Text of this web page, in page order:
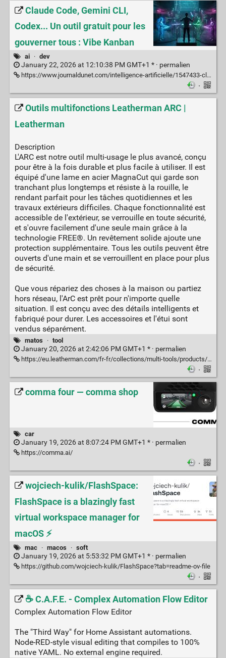
Claude Code, Gemini CLI,
Codex... Un outil gratuit pour les
gouverner tous : Vibe Kanban
ai · dev
January 22, 2026 at 12:10:38 PM GMT+1 * · permalien
https://www.journaldunet.com/intelligence-artificielle/1547433-claude-code-gemini-cli-codex-un-outil-gratuit-pour-les-gouverner-tous-vibe-kanban/?gbmlus=3b5d94737856314548c3fe355fbca4aeadc0143cbbac5701076d4b63126d3967
·
Outils multifonctions Leatherman ARC |
Leatherman
Description
L'ARC est notre outil multi-usage le plus avancé, conçu
pour être à la fois durable et plus facile à utiliser. Il est
équipé d'une lame en acier MagnaCut qui garde son
tranchant plus longtemps et résiste à la rouille, le
rendant parfait pour les tâches quotidiennes et les
travaux extérieurs difficiles. Chaque fonctionnalité est
accessible de l'extérieur, se verrouille en toute sécurité,
et s'ouvre facilement d'une seule main grâce à la
technologie FREE®. Un revêtement solide ajoute une
protection supplémentaire. Tous les outils peuvent être
ouverts d'une main et se verrouillent en place pour plus
de sécurité.
Que vous répariez des choses à la maison ou partiez
hors réseau, l'ArC est prêt pour n'importe quelle
situation. Il est conçu avec des détails intelligents et
fabriqué pour durer. Les accessoires et l'étui sont
vendus séparément.
matos · tool
January 20, 2026 at 2:42:06 PM GMT+1 * · permalien
https://eu.leatherman.com/fr-fr/collections/multi-tools/products/arc
·
comma four — comma shop
car
January 19, 2026 at 8:07:24 PM GMT+1 * · permalien
https://comma.ai/
·
wojciech-kulik/FlashSpace:
FlashSpace is a blazingly fast
virtual workspace manager for
macOS ⚡
mac · macos · soft
January 19, 2026 at 5:53:32 PM GMT+1 * · permalien
https://github.com/wojciech-kulik/FlashSpace?tab=readme-ov-file
·
☕ C.A.F.E. - Complex Automation Flow Editor
Complex Automation Flow Editor
The "Third Way" for Home Assistant automations.
Node-RED-style visual editing that compiles to 100%
native YAML. No external engine required.